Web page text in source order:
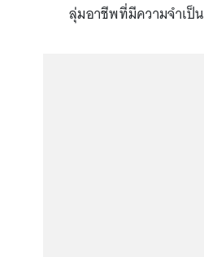
ลุ่มอาชีพที่มีความจำเป็